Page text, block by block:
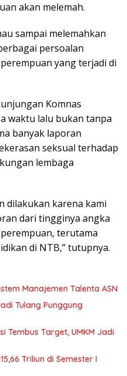
akan melemah.
sampai melemahkan
persoalan
yang terjadi di
Komnas
waktu lalu bukan tanpa
banyak laporan
seksual terhadap
lembaga
dilakukan karena kami
dari tingginya angka
terutama
di NTB,” tutupnya.
Manajemen Talenta ASN
Tulang Punggung
Tembus Target, UMKM Jadi
Triliun di Semester I